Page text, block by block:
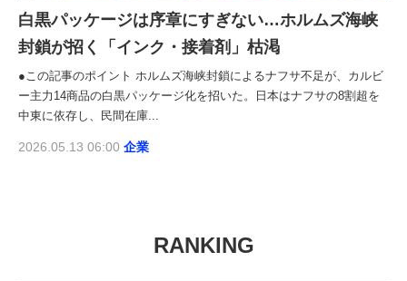
白黒パッケージは序章にすぎない…ホルムズ海峡
封鎖が招く「インク・接着剤」枯渇
●この記事のポイント ホルムズ海峡封鎖によるナフサ不足が、カルビ
ー主力14商品の白黒パッケージ化を招いた。日本はナフサの8割超を
中東に依存し、民間在庫...
2026.05.13 06:00 企業
RANKING